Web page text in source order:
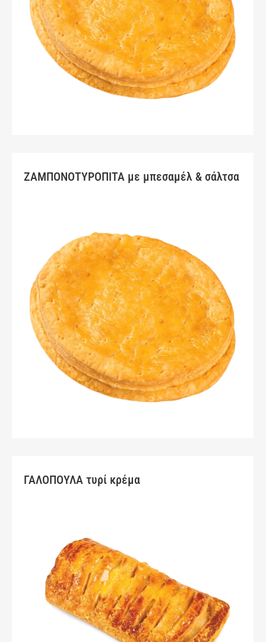
ΖΑΜΠΟΝΟΤΥΡΟΠΙΤΑ με μπεσαμέλ & σάλτσα
ΓΑΛΟΠΟΥΛΑ τυρί κρέμα